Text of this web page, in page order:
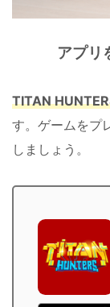
アプリ
TITAN
す。ゲームをプ
しましょう。